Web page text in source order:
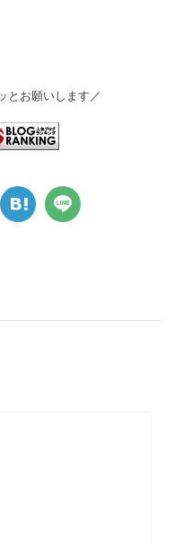
とお願いします／